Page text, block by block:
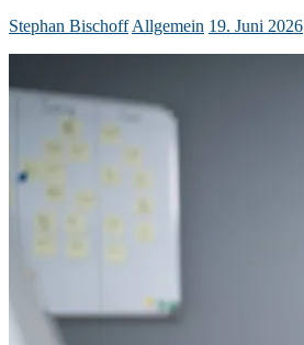
Stephan Bischoff Allgemein 19. Juni 2026